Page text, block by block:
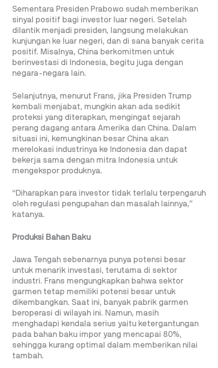
Sementara Presiden Prabowo sudah memberikan
sinyal positif bagi investor luar negeri. Setelah
dilantik menjadi presiden, langsung melakukan
kunjungan ke luar negeri, dan di sana banyak cerita
positif. Misalnya, China berkomitmen untuk
berinvestasi di Indonesia, begitu juga dengan
negara-negara lain.
Selanjutnya, menurut Frans, jika Presiden Trump
kembali menjabat, mungkin akan ada sedikit
proteksi yang diterapkan, mengingat sejarah
perang dagang antara Amerika dan China. Dalam
situasi ini, kemungkinan besar China akan
merelokasi industrinya ke Indonesia dan dapat
bekerja sama dengan mitra Indonesia untuk
mengekspor produknya.
“Diharapkan para investor tidak terlalu terpengaruh
oleh regulasi pengupahan dan masalah lainnya,”
katanya.
Produksi Bahan Baku
Jawa Tengah sebenarnya punya potensi besar
untuk menarik investasi, terutama di sektor
industri. Frans mengungkapkan bahwa sektor
garmen tetap memiliki potensi besar untuk
dikembangkan. Saat ini, banyak pabrik garmen
beroperasi di wilayah ini. Namun, masih
menghadapi kendala serius yaitu ketergantungan
pada bahan baku impor yang mencapai 80%,
sehingga kurang optimal dalam memberikan nilai
tambah.